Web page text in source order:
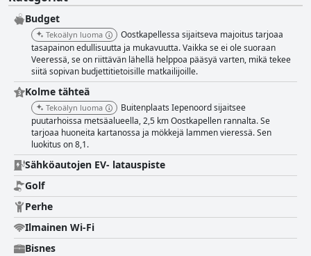
Budget
Tekoälyn luoma
Oostkapellessa sijaitseva majoitus tarjoaa
tasapainon edullisuutta ja mukavuutta. Vaikka se ei ole suoraan
Veeressä, se on riittävän lähellä helppoa pääsyä varten, mikä tekee
siitä sopivan budjettitietoisille matkailijoille.
Kolme tähteä
Tekoälyn luoma
Buitenplaats Iepenoord sijaitsee
puutarhoissa metsäalueella, 2,5 km Oostkapellen rannalta. Se
tarjoaa huoneita kartanossa ja mökkejä lammen vieressä. Sen
luokitus on 8,1.
Sähköautojen EV- latauspiste
Golf
Perhe
Ilmainen Wi-Fi
Bisnes